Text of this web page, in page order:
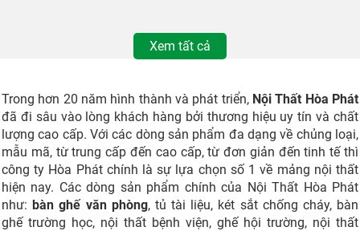
Xem tất cả
Trong hơn 20 năm hình thành và phát triển, Nội Thất Hòa Phát
đã đi sâu vào lòng khách hàng bởi thương hiệu uy tín và chất
lượng cao cấp. Với các dòng sản phẩm đa dạng về chủng loại,
mẫu mã, từ trung cấp đến cao cấp, từ đơn giản đến tinh tế thì
công ty Hòa Phát chính là sự lựa chọn số 1 về mảng nội thất
hiện nay. Các dòng sản phẩm chính của Nội Thất Hòa Phát
như:bàn ghế văn phòng, tủ tài liệu, két sắt chống cháy, bàn
ghế trường học, nội thất bệnh viện, ghế hội trường, nội thất